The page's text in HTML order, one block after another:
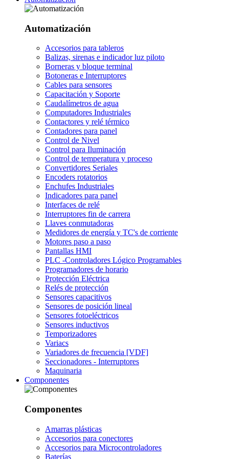
Automatización
Accesorios para tableros
Balizas, sirenas e indicador luz piloto
Borneras y bloque terminal
Botoneras e Interruptores
Cables para sensores
Capacitación y Soporte
Caudalímetros de agua
Computadores Industriales
Contactores y relé térmico
Contadores para panel
Control de Nivel
Control para Iluminación
Control de temperatura y proceso
Convertidores Seriales
Encoders rotatorios
Enchufes Industriales
Indicadores para panel
Interfaces de relé
Interruptores fin de carrera
Llaves conmutadoras
Medidores de energía y TC's de corriente
Motores paso a paso
Pantallas HMI
PLC -Controladores Lógico Programables
Programadores de horario
Protección Eléctrica
Relés de protección
Sensores capacitivos
Sensores de posición lineal
Sensores fotoeléctricos
Sensores inductivos
Temporizadores
Variacs
Variadores de frecuencia [VDF]
Seccionadores - Interruptores
Maquinaria
Componentes
Componentes
Amarras plásticas
Accesorios para conectores
Accesorios para Microcontroladores
Baterías